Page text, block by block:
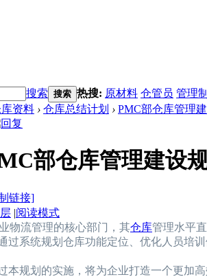
搜索 搜索 热搜: 原材料 仓管员 管理
资料 › 仓库总结计划 › PMC部仓库管理
部仓库管理建设
链接]
|阅读模式
物流管理的核心部门，其仓库管理水平
过系统规划仓库功能定位、优化人员培
本规划的实施，将为企业打造一个更加